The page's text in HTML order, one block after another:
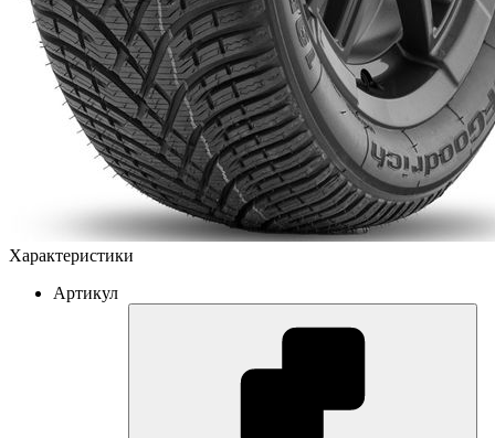
Характеристики
Артикул